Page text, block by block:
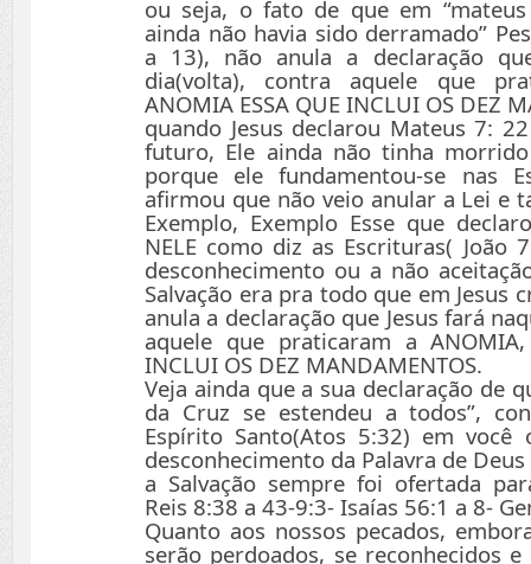
ou seja, o fato de que em
ainda não havia sido derramado”
a 13), não anula a declaração
dia(volta), contra aquele que
ANOMIA ESSA QUE INCLUI OS DEZ
quando Jesus declarou Mateus 7:
futuro, Ele ainda não tinha
porque ele fundamentou-se nas
afirmou que não veio anular a Lei e
Exemplo, Exemplo Esse que
NELE como diz as Escrituras( João
desconhecimento ou a não
Salvação era pra todo que em Jesus
anula a declaração que Jesus fará
aquele que praticaram a ANOMIA,
INCLUI OS DEZ MANDAMENTOS.
Veja ainda que a sua declaração de
da Cruz se estendeu a todos”,
Espírito Santo(Atos 5:32) em
desconhecimento da Palavra de
a Salvação sempre foi ofertada
Reis 8:38 a 43-9:3- Isaías 56:1 a 8-
Quanto aos nossos pecados,
serão perdoados, se reconhecidos